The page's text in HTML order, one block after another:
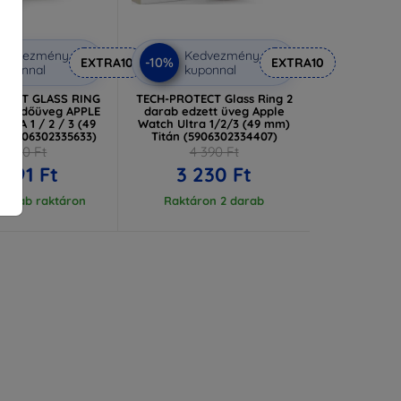
Kedvezmény
kuponnal
EXTRA10
GLASS RING
védőüveg APPLE
1 / 2 / 3 (49
(5906302335633)
3 990 Ft
591 Ft
darab raktáron
-10%
Kedvezmény
kuponnal
EXTRA10
TECH-PROTECT Glass Ring 2
darab edzett üveg Apple
Watch Ultra 1/2/3 (49 mm)
Titán (5906302334407)
4 390 Ft
3 230 Ft
Raktáron 2 darab